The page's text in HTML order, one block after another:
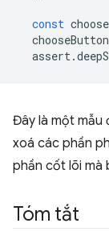
const
chooseButton
assert .
Đây là một mẫu
xoá các phần
phần cốt lõi mà
Tóm tắt